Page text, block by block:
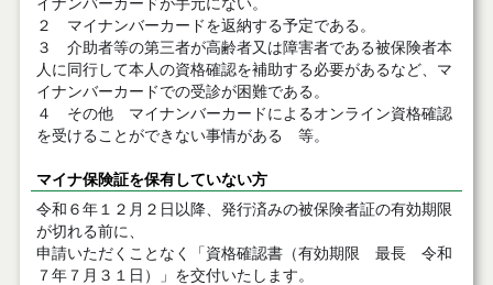
イナンバーカードが手元にない。
２ マイナンバーカードを返納する予定である。
３ 介助者等の第三者が高齢者又は障害者である被保険者本
人に同行して本人の資格確認を補助する必要があるなど、マ
イナンバーカードでの受診が困難である。
４ その他 マイナンバーカードによるオンライン資格確認
を受けることができない事情がある 等。
マイナ保険証を保有していない方
令和６年１２月２日以降、発行済みの被保険者証の有効期限
が切れる前に、
申請いただくことなく「資格確認書（有効期限 最長 令和
７年７月３１日）」を交付いたします。